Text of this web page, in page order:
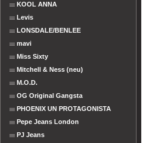
KOOL ANNA
Levis
LONSDALE/BENLEE
mavi
Miss Sixty
Mitchell & Ness (neu)
M.O.D.
OG Original Gangsta
PHOENIX UN PROTAGONISTA
Pepe Jeans London
PJ Jeans